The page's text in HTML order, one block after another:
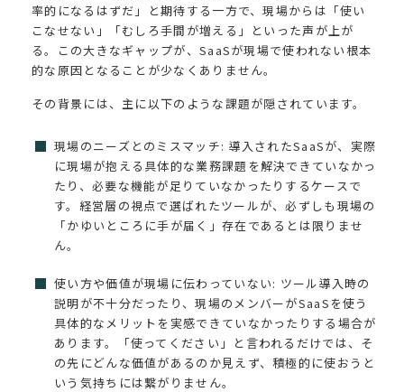
率的になるはずだ」と期待する一方で、現場からは「使い
こなせない」「むしろ手間が増える」といった声が上が
る。この大きなギャップが、SaaSが現場で使われない根本
的な原因となることが少なくありません。
その背景には、主に以下のような課題が隠されています。
現場のニーズとのミスマッチ: 導入されたSaaSが、実際
に現場が抱える具体的な業務課題を解決できていなかっ
たり、必要な機能が足りていなかったりするケースで
す。経営層の視点で選ばれたツールが、必ずしも現場の
「かゆいところに手が届く」存在であるとは限りませ
ん。
使い方や価値が現場に伝わっていない: ツール導入時の
説明が不十分だったり、現場のメンバーがSaaSを使う
具体的なメリットを実感できていなかったりする場合が
あります。「使ってください」と言われるだけでは、そ
の先にどんな価値があるのか見えず、積極的に使おうと
いう気持ちには繋がりません。